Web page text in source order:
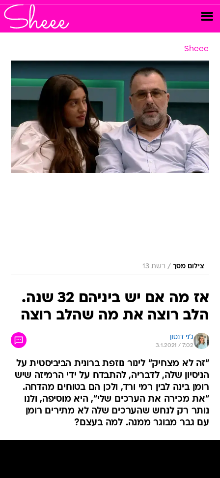
Sheee
צילום מסך / רשת 13
אז מה אם יש ביניהם 32 שנה.
הלב רוצה את מה שהלב רוצה
ג'ני דנסון
3.1.2021 / 7:02
"זה לא מצחיק" לינור נוזפת ברונית הביביסטית על
הניסיון שלה, לדבריה, להתבדח על ידי הרמיזה שיש
רומן בינה לבין רמי ורד, ולכן הם בטוחים מהדחה.
"את מכירה את הערכים שלי", היא מוסיפה, ולנו
נותר רק לנחש שהערכים שלה לא מתירים רומן
עם גבר מבוגר ממנה. למה בעצם?